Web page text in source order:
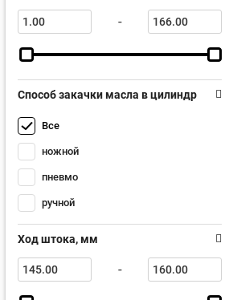
-
Способ закачки масла в цилиндр
Все
ножной
пневмо
ручной
Ход штока, мм
-